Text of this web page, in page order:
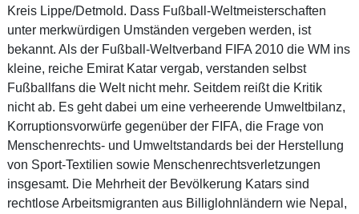
Kreis Lippe/Detmold. Dass Fußball-Weltmeisterschaften
unter merkwürdigen Umständen vergeben werden, ist
bekannt. Als der Fußball-Weltverband FIFA 2010 die WM ins
kleine, reiche Emirat Katar vergab, verstanden selbst
Fußballfans die Welt nicht mehr. Seitdem reißt die Kritik
nicht ab. Es geht dabei um eine verheerende Umweltbilanz,
Korruptionsvorwürfe gegenüber der FIFA, die Frage von
Menschenrechts- und Umweltstandards bei der Herstellung
von Sport-Textilien sowie Menschenrechtsverletzungen
insgesamt. Die Mehrheit der Bevölkerung Katars sind
rechtlose Arbeitsmigranten aus Billiglohnländern wie Nepal,